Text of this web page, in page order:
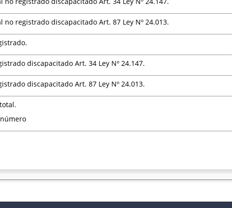
registrado discapacitado Art. 87 Ley Nº 24.013.
discapacitado Art. 34 Ley Nº 24.147.
discapacitado Art. 87 Ley Nº 24.013.